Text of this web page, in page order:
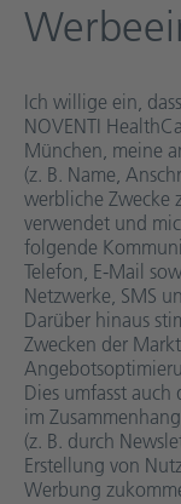
Ich willige ein,
NOVENTI
München, meine
(z. B. Name,
werbliche Zwecke
verwendet und
folgende
Telefon, E-Mail
Netzwerke, SMS
Darüber hinaus
Zwecken der
Dies umfasst
im
(z. B. durch
Erstellung von
Werbung